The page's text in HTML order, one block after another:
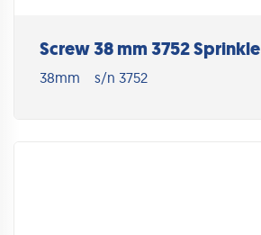
Screw 38 mm 3752 Sprinkle
38mm s/n 3752